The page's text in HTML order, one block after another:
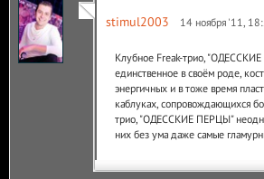
stimul2003 14 ноября '11,
Клубное Freak-трио,
единственное в своём роде,
энергичных и в тоже время
каблуках, сопровождающихся
трио, "ОДЕССКИЕ ПЕРЦЫ"
них без ума даже самые